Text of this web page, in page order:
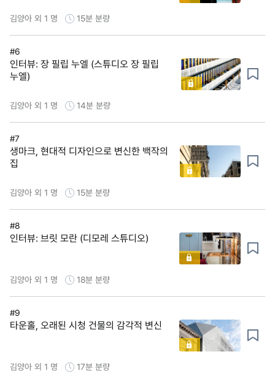
김양아 외 1 명 15분 분량
#6
인터뷰: 장 필립 누엘 (스튜디오 장 필립
누엘)
김양아 외 1 명 14분 분량
#7
생마크, 현대적 디자인으로 변신한 백작의
집
김양아 외 1 명 15분 분량
#8
인터뷰: 브릿 모란 (디모레 스튜디오)
김양아 외 1 명 18분 분량
#9
타운홀, 오래된 시청 건물의 감각적 변신
김양아 외 1 명 17분 분량